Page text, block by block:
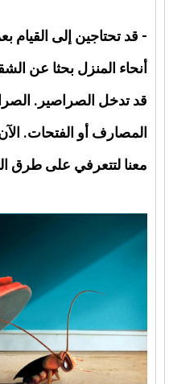
- قد تحتاجين إلى
أنحاء المنزل بحثا عن
قد تدخل الصراصير.
المصارف أو الفتحات.
معنا لتتعرفي على طرق